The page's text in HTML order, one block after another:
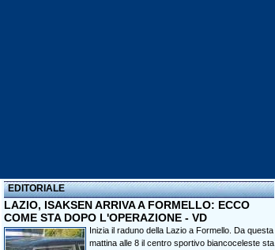
EDITORIALE
LAZIO, ISAKSEN ARRIVA A FORMELLO: ECCO
COME STA DOPO L'OPERAZIONE - VD
Inizia il raduno della Lazio a Formello. Da questa
mattina alle 8 il centro sportivo biancoceleste sta